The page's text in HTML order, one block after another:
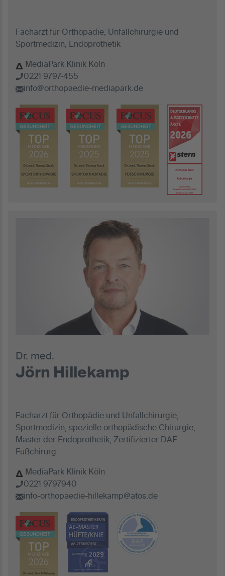
Facharzt für Orthopädie, Unfallchirurgie und
Sportmedizin, Endoprothetik
MediaPark Klinik Köln
0221 9797-455
info@orthopaedie-mediapark.de
Dr. med.
Jörn Hillekamp
Facharzt für Orthopädie und Unfallchirurgie,
Sportmedizin, spezielle orthopädische Chirurgie,
Master der Endoprothetik, Zertifizierter DAF
Fußchirurg
MediaPark Klinik Köln
0221 9797940
info-orthopaedie-hillekamp@atos.de